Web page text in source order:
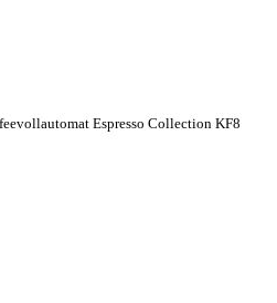
Espresso Collection KF8